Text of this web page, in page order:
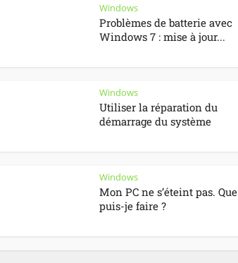
Windows
Problèmes de batterie avec
Windows 7 : mise à jour...
Windows
Utiliser la réparation du
démarrage du système
Windows
Mon PC ne s’éteint pas. Que
puis-je faire ?